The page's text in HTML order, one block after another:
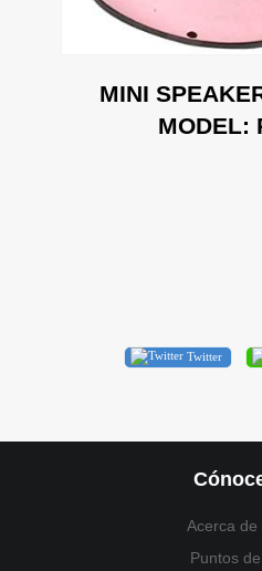
MINI
MODEL:
Twitter
Acerca de
Puntos